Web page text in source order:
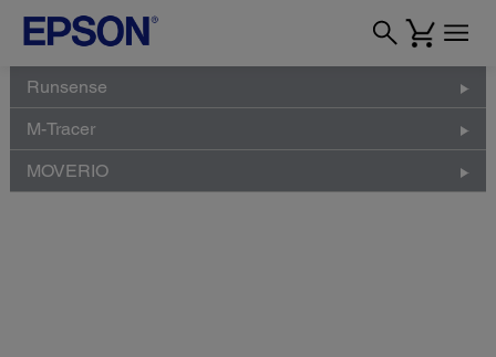
Runsense
M-Tracer
MOVERIO